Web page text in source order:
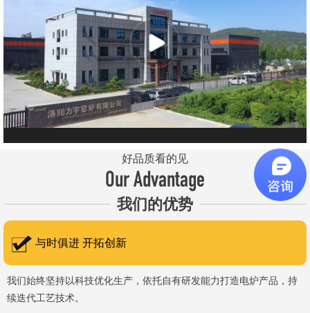
元件、高温窑具等。 历经二十余年市场积累，公司产品质量稳
定、性能可靠，应用场景覆盖高校、科研院所、工矿企业等领域，服
务于粉末、冶金、电子、煤炭、医药、陶瓷、玻璃、铝业、汽车、特
种新材料、耐火材料、新能源、航天航空、化工、金属烧结及金属热
处理等行业，产品覆盖国内多省市，并出口至海外多个国家和地
区。 近年来，公司通过理念更新、体制机制优化与科技创新，于
稳步增长，国内市场份额稳步提升，并获得质量诚信AAA 级企业荣
誉证书。 在产品技术方面，公司坚持精益求精、持续创新，自主
研发LYL系列节能精密型智能化电炉、窑炉产品，多项产品通过相关
权威认证。产品具备升温快、节能效果显著、温控精准、智能自动化
程度高、运行稳定、保温性能优良、全程电脑控制、可编程自动升降
盟CE认证。 公司凭借技术积累与产品优势，获得多项官方资质
认定：高新 技术企业、科技型中小企业、洛阳市企业研发中心（证
好品质看的见
Our Advantage
我们的优势
与时俱进 开拓创新
我们始终坚持以科技优化生产，依托自有研发能力打造电炉产品，持
续迭代工艺技术。